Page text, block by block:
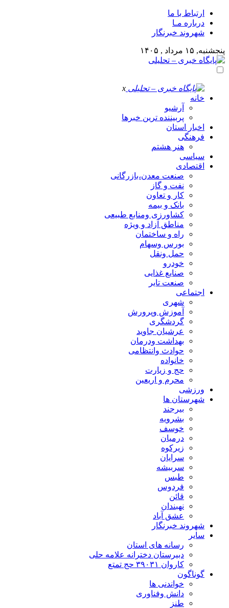
ارتباط با ما
درباره مـا
شهروند خبرنگار
پنجشنبه, ۱۵ مرداد , ۱۴۰۵
x
خانه
آرشیو
پربیننده ترین خبرها
اخبار استان
فرهنگی
هنر هشتم
سیاسی
اقتصادی
صنعت معدن،بازرگانی
نفت و گاز
کار و تعاون
بانک و بیمه
کشاورزی ومنابع طبیعی
مناطق آزاد و ویژه
راه و ساختمان
بورس وسهام
حمل ونقل
خودرو
صنایع غذایی
صنعت تایر
اجتماعی
شهری
آموزش وپرورش
گردشگری
عرشیان جاوید
بهداشت ودرمان
حوادث وانتظامی
خانواده
حج و زیارت
محرم و اریعین
ورزشی
شهرستان ها
بیرجند
بشرویه
خوسف
درمیان
زیرکوه
سرایان
سربیشه
طبس
فردوس
قائن
نهبندان
عشق آباد
شهروند خبرنگار
سایر
رسانه های استان
دبیرستان دخترانه علامه حلی
کاروان ۳۹۰۳۱ حج تمتع
گوناگون
خواندنی ها
دانش وفناوری
طنز